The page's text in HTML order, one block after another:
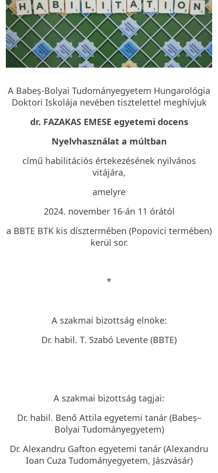
A Babeș-Bolyai Tudományegyetem Hungarológia
Doktori Iskolája nevében tisztelettel meghívjuk
dr. FAZAKAS EMESE egyetemi docens
Nyelvhasználat a múltban
című habilitációs értekezésének nyilvános
vitájára,
amelyre
2024. november 16-án 11 órától
a BBTE BTK kis dísztermében (Popovici termében)
kerül sor.
*
A szakmai bizottság elnöke:
Dr. habil. T. Szabó Levente (BBTE)
A szakmai bizottság tagjai:
Dr. habil. Benő Attila egyetemi tanár (Babeș–
Bolyai Tudományegyetem)
Dr. Alexandru Gafton egyetemi tanár (Alexandru
Ioan Cuza Tudományegyetem, Jászvásár)